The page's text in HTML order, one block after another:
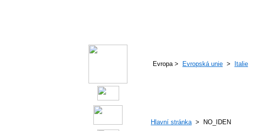
Evropa > Evropská unie > Italie
Hlavní stránka> NO_IDEN